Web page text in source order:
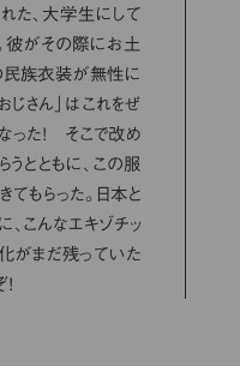
た、大学生にして
彼がその際にお土
民族衣装が無性に
じさん」はこれをぜ
った！ そこで改め
とともに、この服
てもらった。日本と
こんなエキゾチッ
がまだ残っていた